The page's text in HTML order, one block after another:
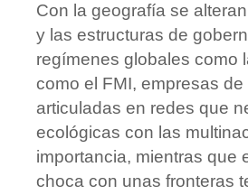
Con la geografía se
y las estructuras de
regímenes globales como
como el FMI, empresas
articuladas en redes que
ecológicas con las
importancia, mientras que
choca con unas fronteras